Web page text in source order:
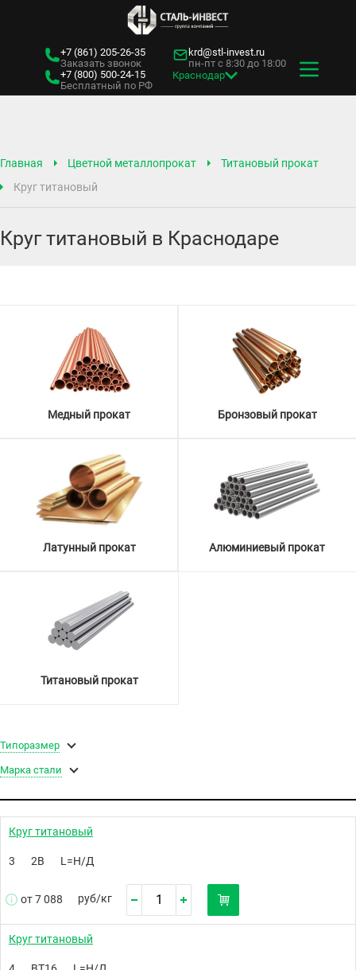
+7 (861) 205-26-35
Заказать звонок
+7 (800) 500-24-15
Бесплатный по РФ
krd@stl-invest.ru
пн-пт с 8:30 до 18:00
Краснодар
Главная Цветной металлопрокат
Титановый прокат
Круг титановый
Круг титановый в Краснодаре
Медный прокат Бронзовый прокат
Латунный прокат Алюминиевый прокат
Титановый прокат
Типоразмер
Марка стали
Круг титановый
3 2В L=Н/Д
от 7 088 руб/кг
Круг титановый